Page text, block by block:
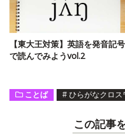
【東大王対策】英語を発音記号
で読んでみようvol.2
ことば # ひらがなクロス
この記事